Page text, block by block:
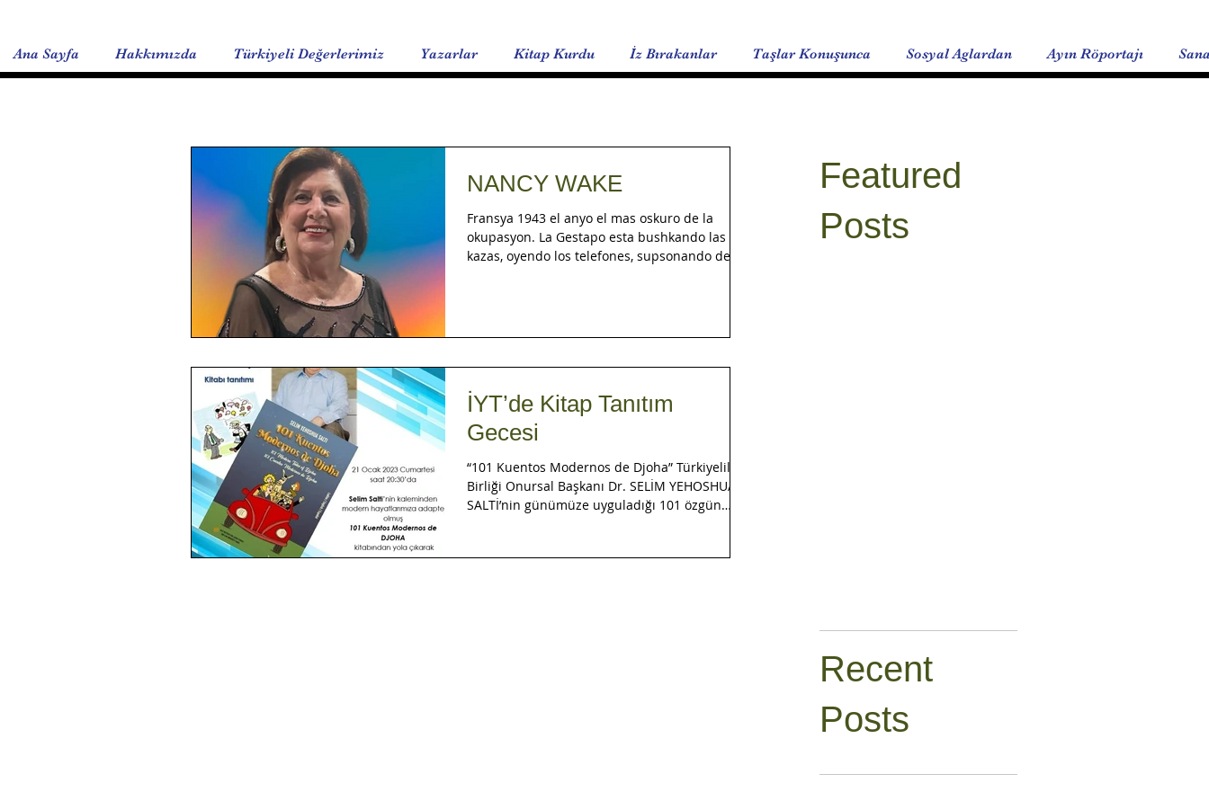
Ana Sayfa Hakkımızda Türkiyeli Değerlerimiz Yazarlar Kitap Kurdu İz Bırakanlar Taşlar Konuşunca Sosyal Aglardan Ayın Röportajı
NANCY WAKE
Fransya 1943 el anyo el mas oskuro de la
okupasyon. La Gestapo esta bushkando las
kazas, oyendo los telefones, supsonando de
ken la va topar. La suma la mas alta por una
espiyona. Dingunos no saven ken es, envezes
se asenta en un kafe toma un vazo de vino i
sonriy
İYT’de Kitap Tanıtım
Gecesi
“101 Kuentos Modernos de Djoha” Türkiyeliler
Birliği Onursal Başkanı Dr. SELİM YEHOSHUA
SALTİ’nin günümüze uyguladığı 101 özgün
Featured
Posts
Recent
Posts